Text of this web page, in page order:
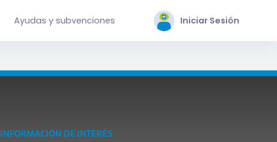
Ayudas y subvenciones Iniciar Sesión
INFORMACIÓN DE INTERÉS